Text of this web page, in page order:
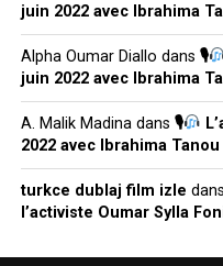
juin 2022 avec Ibrahima
Alpha Oumar Diallo dans 🎙
juin 2022 avec Ibrahima
A. Malik Madinadans 🎙
2022 avec Ibrahima
turkce dublaj film izle dans
l’activiste Oumar Sylla